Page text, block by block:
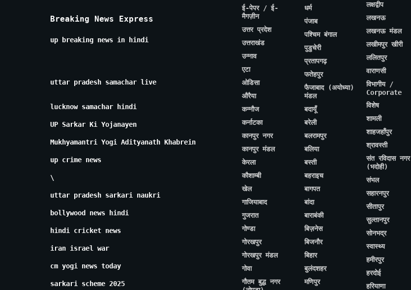
Breaking News Express
up breaking news in hindi
uttar pradesh samachar live
lucknow samachar hindi
UP Sarkar Ki Yojanayen
Mukhyamantri Yogi Adityanath Khabrein
up crime news
\
uttar pradesh sarkari naukri
bollywood news hindi
hindi cricket news
iran israel war
cm yogi news today
sarkari scheme 2025
ई-पेपर / ई-
मैगज़ीन
उत्तर प्रदेश
उत्तराखंड
उन्नाव
एटा
ओडिसा
औरैया
कन्नौज
कर्नाटका
कानपुर नगर
कानपुर मंडल
केरला
कौशाम्बी
खेल
गाजियाबाद
गुजरात
गोण्डा
गोरखपुर
गोरखपुर मंडल
गोवा
गौतम बुद्ध नगर
धर्म
पंजाब
पश्चिम बंगाल
पुडुचेरी
प्रतापगढ़
फतेहपुर
फैजाबाद (अयोध्या)
मंडल
बदायूँ
बरेली
बलरामपुर
बलिया
बस्ती
बहराइच
बागपत
बांदा
बाराबंकी
बिज़नेस
बिजनौर
बिहार
बुलंदशहर
मणिपुर
लक्षद्वीप
लखनऊ
लखनऊ मंडल
लखीमपुर खीरी
ललितपुर
वाराणसी
विभागीय /
Corporate
विशेष
शामली
शाहजहाँपुर
श्रावस्ती
संत रविदास नगर
(भदोही)
संभल
सहारनपुर
सीतापुर
सुल्तानपुर
सोनभद्र
स्वास्थ्य
हमीरपुर
हरदोई
हरियाणा